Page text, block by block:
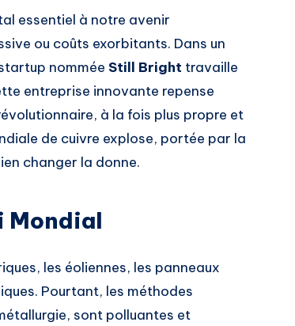
essentiel à notre avenir
ou coûts exorbitants. Dans un
nommée Still Bright travaille
entreprise innovante repense
à la fois plus propre et
de cuivre explose, portée par la
changer la donne.
Mondial
les éoliennes, les panneaux
Pourtant, les méthodes
sont polluantes et